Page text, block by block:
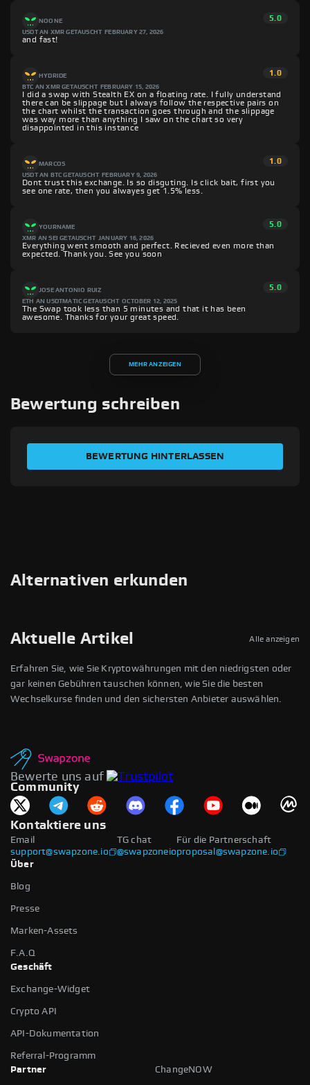
NOONE
USDT AN XMR GETAUSCHT
FEBRUARY 27, 2026
5.0
and fast!
HYDRIDE
BTC AN XMR GETAUSCHT
FEBRUARY 15, 2026
1.0
I did a swap with Stealth EX on a floating rate. I fully understand
there can be slippage but I always follow the respective pairs on
the chart whilst the transaction goes through and the slippage
was way more than anything I saw on the chart so very
disappointed in this instance
MARCOS
USDT AN BTC GETAUSCHT
FEBRUARY 9, 2026
1.0
Dont trust this exchange. Is so disguting. Is click bait, first you
see one rate, then you alwayes get 1.5% less.
YOURNAME
XMR AN SEI GETAUSCHT JANUARY 16, 2026
5.0
Everything went smooth and perfect. Recieved even more than
expected. Thank you. See you soon
JOSE ANTONIO RUIZ
ETH AN USDTMATIC GETAUSCHT OCTOBER 12, 2025
5.0
The Swap took less than 5 minutes and that it has been
awesome. Thanks for your great speed.
MEHR ANZEIGEN
Bewertung schreiben
Transaktionsnummer
BEWERTUNG HINTERLASSEN
Alternativen erkunden
Aktuelle Artikel Alle anzeigen
Erfahren Sie, wie Sie Kryptowährungen mit den niedrigsten oder
gar keinen Gebühren tauschen können, wie Sie die besten
Wechselkurse finden und den sichersten Anbieter auswählen.
Bewerte uns auf
Community
Kontaktiere uns
Email
support@swapzone.io
Für die Partnerschaft
proposal@swapzone.io
TG chat
@swapzoneio
Über
Blog
Presse
Marken-Assets
F.A.Q
Geschäft
Exchange-Widget
Crypto API
API-Dokumentation
Referral-Programm
Partner
ChangeNOW